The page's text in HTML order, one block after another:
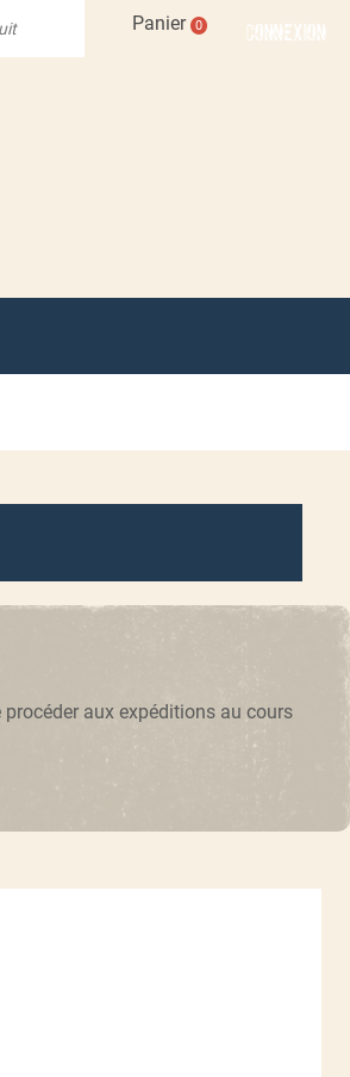
Panier 0 CONNEXION
aux expéditions au cours